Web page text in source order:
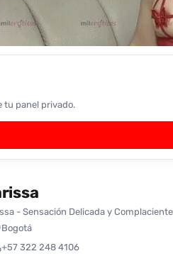
tu panel privado.
- Sensación Delicada y Complaciente
Bogotá
+57 322 248 4106